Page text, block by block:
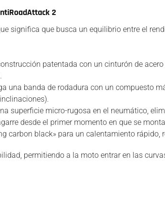
2
significa que busca un equilibrio entre el
patentada con un cinturón de
una banda de rodadura con un compuesto
superficie micro-rugosa en el neumático,
desde el primer momento en que se
carbon black» para un calentamiento
permitiendo a la moto entrar en las